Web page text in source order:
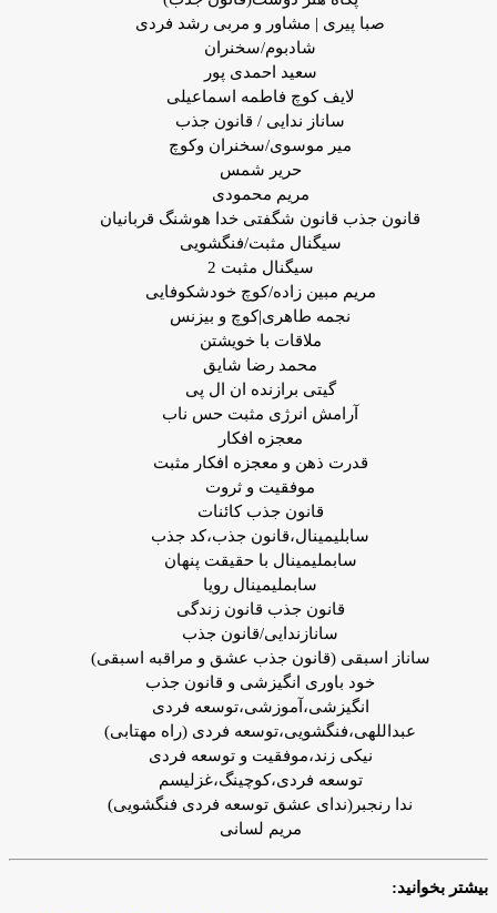
صبا پیری | مشاور و مربی رشد فردی
شادبوم/سخنران
سعید احمدی پور
لایف کوچ فاطمه اسماعیلی
ساناز ندایی / قانون جذب
میر موسوی/سخنران وکوچ
حریر شمس
مریم محمودی
قانون جذب قانون شگفتی خدا هوشنگ قربانیان
سیگنال مثبت/فنگشویی
سیگنال مثبت 2
مریم مبین زاده/کوچ خودشکوفایی
نجمه طاهری|کوچ و بیزنس
ملاقات با خویشتن
محمد رضا شایق
گیتی برازنده ان ال پی
آرامش انرژی مثبت حس ناب
معجزه افکار
قدرت ذهن و معجزه افکار مثبت
موفقیت و ثروت
قانون جذب کائنات
سابلیمینال،قانون جذب،کد جذب
سابملیمینال با حقیقت پنهان
سابملیمینال رویا
قانون جذب قانون زندگی
سانازندایی/قانون جذب
ساناز اسبقی (قانون جذب عشق و مراقبه اسبقی)
خود باوری انگیزشی و قانون جذب
انگیزشی،آموزشی،توسعه فردی
عبداللهی،فنگشویی،توسعه فردی (راه مهتابی)
نیکی زند،موفقیت و توسعه فردی
توسعه فردی،کوچینگ،غزلیسم
ندا رنجبر(ندای عشق توسعه فردی فنگشویی)
مریم لسانی
بیشتر بخوانید: